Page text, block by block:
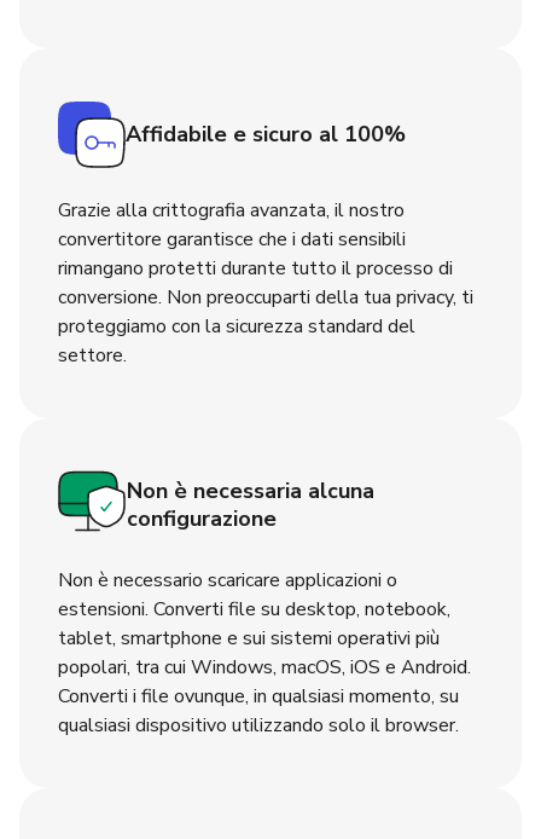
Affidabile e sicuro al 100%
Grazie alla crittografia avanzata, il nostro
convertitore garantisce che i dati sensibili
rimangano protetti durante tutto il processo di
conversione. Non preoccuparti della tua privacy, ti
proteggiamo con la sicurezza standard del
settore.
Non è necessaria alcuna
configurazione
Non è necessario scaricare applicazioni o
estensioni. Converti file su desktop, notebook,
tablet, smartphone e sui sistemi operativi più
popolari, tra cui Windows, macOS, iOS e Android.
Converti i file ovunque, in qualsiasi momento, su
qualsiasi dispositivo utilizzando solo il browser.